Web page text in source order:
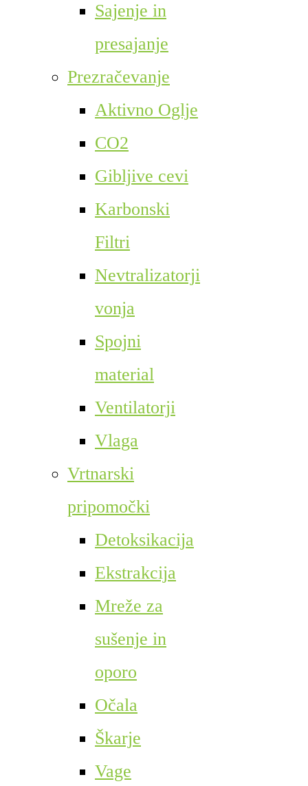
Sajenje in
presajanje
Prezračevanje
Aktivno Oglje
CO2
Gibljive cevi
Karbonski
Filtri
Nevtralizatorji
vonja
Spojni
material
Ventilatorji
Vlaga
Vrtnarski
pripomočki
Detoksikacija
Ekstrakcija
Mreže za
sušenje in
oporo
Očala
Škarje
Vage